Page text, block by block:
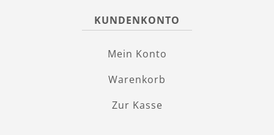
KUNDENKONTO
Mein Konto
Warenkorb
Zur Kasse